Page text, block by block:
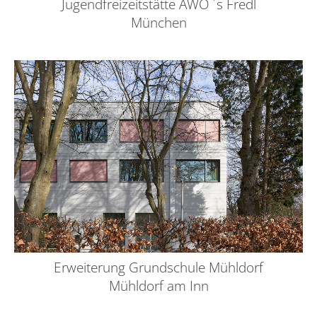
Jugendfreizeitstätte AWO ´s Fredl
München
Erweiterung Grundschule Mühldorf
Mühldorf am Inn